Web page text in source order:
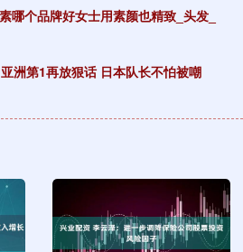
哪个品牌好女士用素颜也精致_头发_
洲第1再放狠话 日本队长不怕被嘲